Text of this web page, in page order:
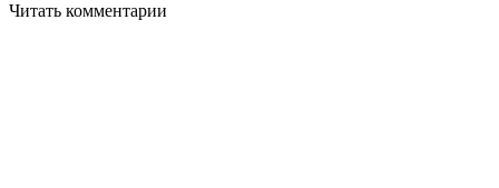
Читать комментарии